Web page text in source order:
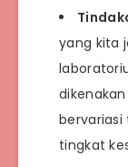
yang kita
tingkat